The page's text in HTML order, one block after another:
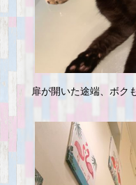
扉が開いた途端、ボク